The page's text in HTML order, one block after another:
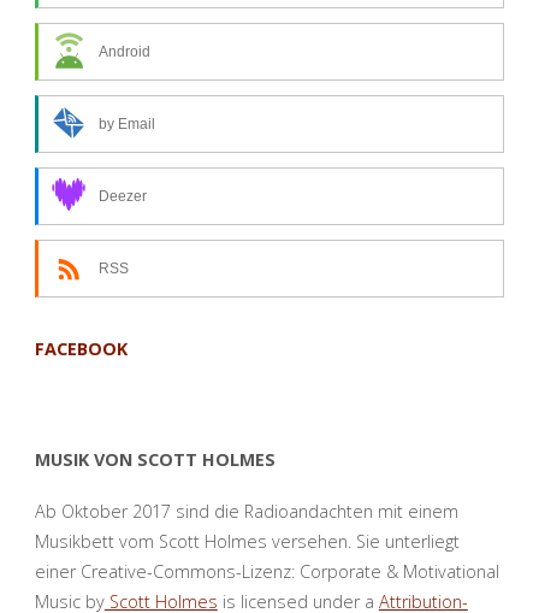
Android
by Email
Deezer
RSS
FACEBOOK
MUSIK VON SCOTT HOLMES
Ab Oktober 2017 sind die Radioandachten mit einem
Musikbett vom Scott Holmes versehen. Sie unterliegt
einer Creative-Commons-Lizenz: Corporate & Motivational
Music byScott Holmes is licensed under a Attribution-